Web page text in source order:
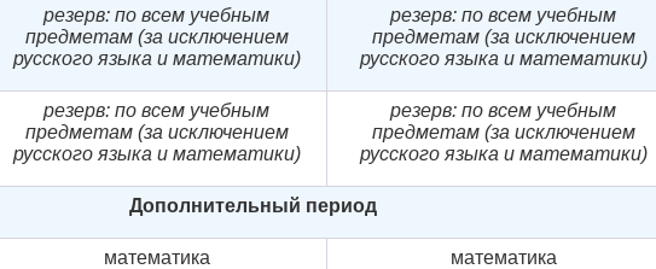
резерв: по всем учебным
предметам (за исключением
русского языка и математики)
резерв: по всем учебным
предметам (за исключением
русского языка и математики)
резерв: по всем учебным
предметам (за исключением
русского языка и математики)
резерв: по всем учебным
предметам (за исключением
русского языка и математики)
Дополнительный период
математика математика